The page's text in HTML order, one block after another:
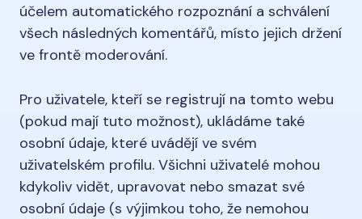
účelem automatického rozpoznání a schválení
všech následných komentářů, místo jejich držení
ve frontě moderování.
Pro uživatele, kteří se registrují na tomto webu
(pokud mají tuto možnost), ukládáme také
osobní údaje, které uvádějí ve svém
uživatelském profilu. Všichni uživatelé mohou
kdykoliv vidět, upravovat nebo smazat své
osobní údaje (s výjimkou toho, že nemohou